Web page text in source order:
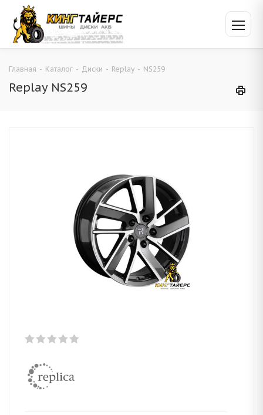
Главная - Каталог - Диски - Replay - NS259
Replay NS259